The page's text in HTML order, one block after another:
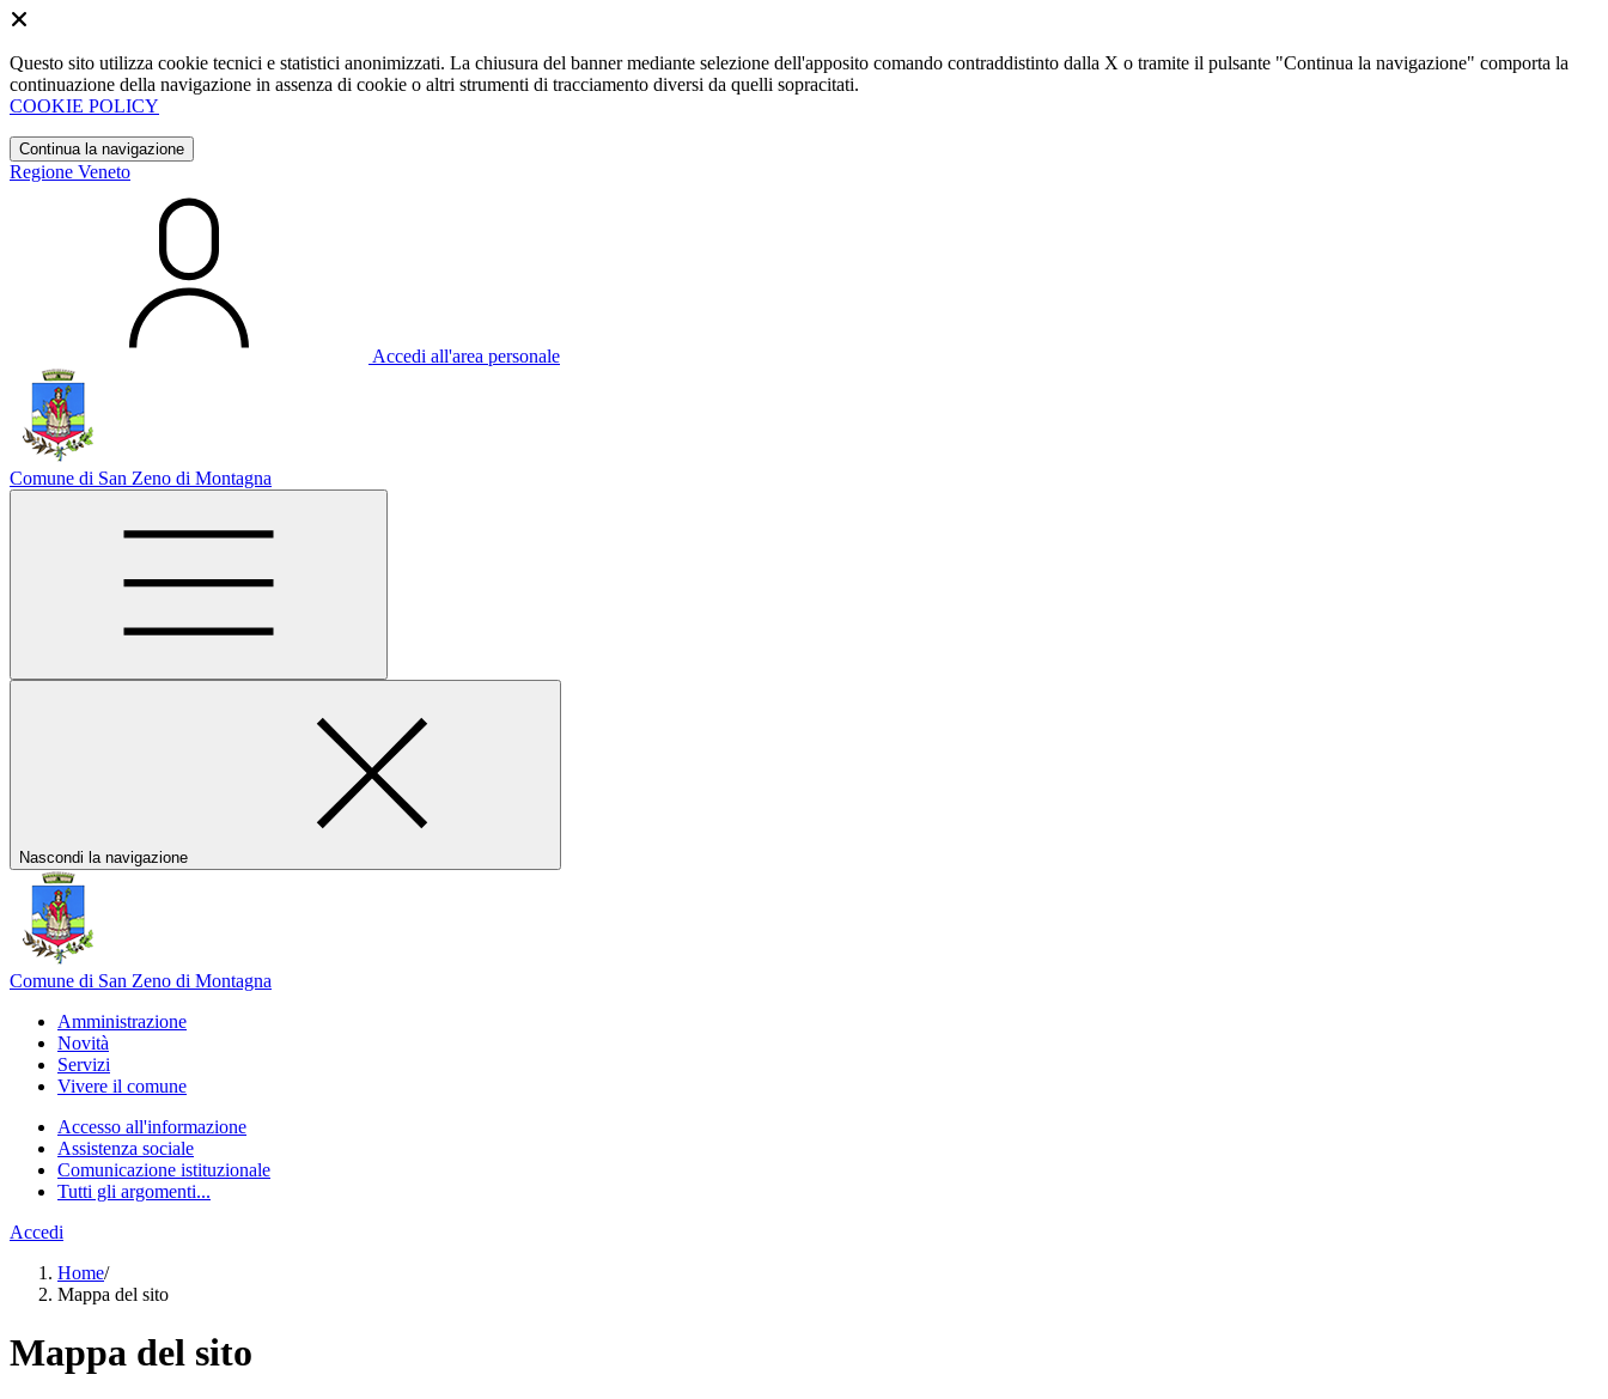
Questo sito utilizza cookie tecnici e statistici anonimizzati. La chiusura del banner mediante selezione dell'apposito comando contraddistinto dalla X o tramite il pulsante "Continua la navigazione" comporta la
continuazione della navigazione in assenza di cookie o altri strumenti di tracciamento diversi da quelli sopracitati.
COOKIE POLICY
Continua la navigazione
Regione Veneto
Accedi all'area personale
Comune di San Zeno di Montagna
Nascondi la navigazione
Comune di San Zeno di Montagna
Amministrazione
Novità
Servizi
Vivere il comune
Accesso all'informazione
Assistenza sociale
Comunicazione istituzionale
Tutti gli argomenti...
Accedi
Home/
Mappa del sito
Mappa del sito